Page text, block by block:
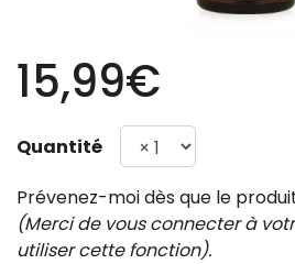
15,99€
Quantité
Prévenez-moi dès que le
(Merci de vous connecter à
utiliser cette fonction).